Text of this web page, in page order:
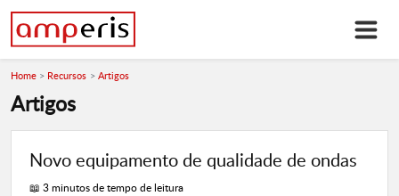
Home Recursos Artigos
Artigos
Novo equipamento de qualidade de ondas
📖 3 minutos de tempo de leitura